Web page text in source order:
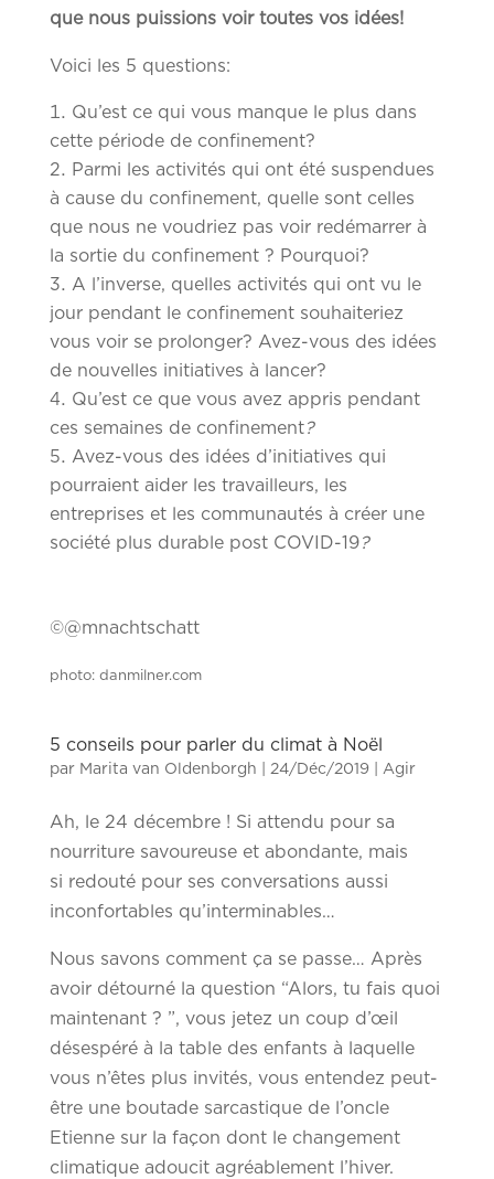
que nous puissions voir toutes vos idées!
Voici les 5 questions:
Qu’est ce qui vous manque le plus dans
cette période de confinement?
Parmi les activités qui ont été suspendues
à cause du confinement, quelle sont celles
que nous ne voudriez pas voir redémarrer à
la sortie du confinement ? Pourquoi?
A l’inverse, quelles activités qui ont vu le
jour pendant le confinement souhaiteriez
vous voir se prolonger? Avez-vous des idées
de nouvelles initiatives à lancer?
Qu’est ce que vous avez appris pendant
ces semaines de confinement?
Avez-vous des idées d’initiatives qui
pourraient aider les travailleurs, les
entreprises et les communautés à créer une
société plus durable post COVID-19?
©@mnachtschatt
photo: danmilner.com
5 conseils pour parler du climat à Noël
par Marita van Oldenborgh 24/Déc/2019| Agir
Ah, le 24 décembre ! Si attendu pour sa
nourriture savoureuse et abondante, mais
si redouté pour ses conversations aussi
inconfortables qu’interminables…
Nous savons comment ça se passe… Après
avoir détourné la question “Alors, tu fais quoi
maintenant ? ”, vous jetez un coup d’œil
désespéré à la table des enfants à laquelle
vous n’êtes plus invités, vous entendez peut-
être une boutade sarcastique de l’oncle
Etienne sur la façon dont le changement
climatique adoucit agréablement l’hiver.